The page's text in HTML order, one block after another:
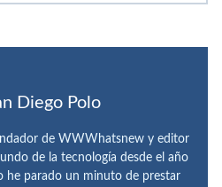
Diego Polo
de WWWhatsnew y editor
de la tecnología desde el año
he parado un minuto de prestar